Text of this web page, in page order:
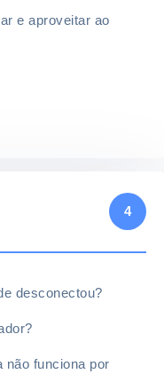
e aproveitar ao
4
desconectou?
não funciona por